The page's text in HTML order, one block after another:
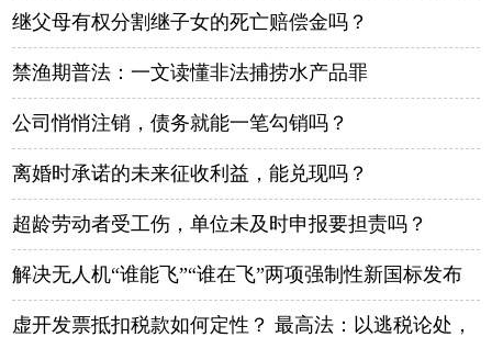
继父母有权分割继子女的死亡赔偿金吗？
禁渔期普法：一文读懂非法捕捞水产品罪
公司悄悄注销，债务就能一笔勾销吗？
离婚时承诺的未来征收利益，能兑现吗？
超龄劳动者受工伤，单位未及时申报要担责吗？
解决无人机“谁能飞”“谁在飞”两项强制性新国标发布
虚开发票抵扣税款如何定性？ 最高法：以逃税论处，